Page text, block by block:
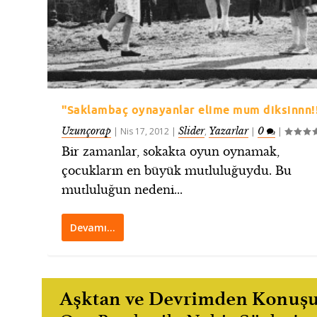
"Saklambaç oynayanlar elime mum
Uzunçorap | Nis 17, 2012 |Slider, Yazarlar| 0 |
Bir zamanlar, sokakta oyun oynamak,
çocukların en büyük mutluluğuydu. Bu
mutluluğun nedeni...
Devamı…